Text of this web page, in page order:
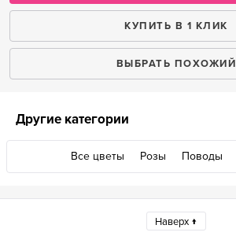
КУПИТЬ В 1 КЛИК
ВЫБРАТЬ ПОХОЖИЙ
Другие категории
Все цветы Розы Поводы
Наверх ↑